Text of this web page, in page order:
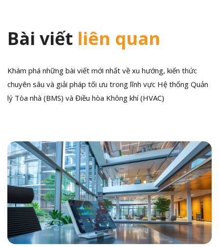
Bài viết liên quan
Khám phá những bài viết mới nhất về xu hướng, kiến thức
chuyên sâu và giải pháp tối ưu trong lĩnh vực Hệ thống Quản
lý Tòa nhà (BMS) và Điều hòa Không khí (HVAC)